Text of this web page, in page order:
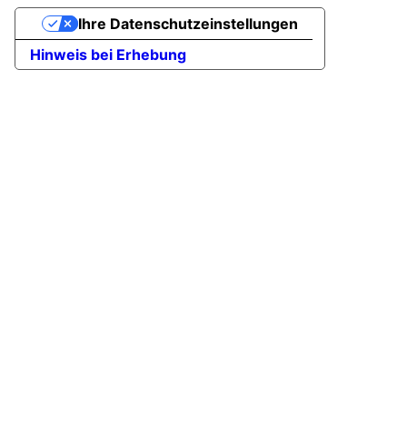
Hinweis bei Erhebung
Ihre Datenschutzeinstellungen